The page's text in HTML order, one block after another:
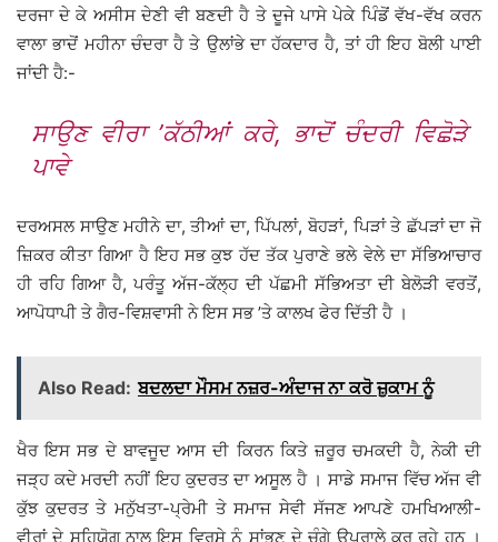
ਦਰਜਾ ਦੇ ਕੇ ਅਸੀਸ ਦੇਣੀ ਵੀ ਬਣਦੀ ਹੈ ਤੇ ਦੂਜੇ ਪਾਸੇ ਪੇਕੇ ਪਿੰਡੋਂ ਵੱਖ-ਵੱਖ ਕਰਨ
ਵਾਲਾ ਭਾਦੋਂ ਮਹੀਨਾ ਚੰਦਰਾ ਹੈ ਤੇ ਉਲਾਂਭੇ ਦਾ ਹੱਕਦਾਰ ਹੈ, ਤਾਂ ਹੀ ਇਹ ਬੋਲੀ ਪਾਈ
ਜਾਂਦੀ ਹੈ:-
ਸਾਉਣ ਵੀਰਾ ’ਕੱਠੀਆਂ ਕਰੇ, ਭਾਦੋਂ ਚੰਦਰੀ ਵਿਛੋੜੇ
ਪਾਵੇ
ਦਰਅਸਲ ਸਾਉਣ ਮਹੀਨੇ ਦਾ, ਤੀਆਂ ਦਾ, ਪਿੱਪਲਾਂ, ਬੋਹੜਾਂ, ਪਿੜਾਂ ਤੇ ਛੱਪੜਾਂ ਦਾ ਜੋ
ਜ਼ਿਕਰ ਕੀਤਾ ਗਿਆ ਹੈ ਇਹ ਸਭ ਕੁਝ ਹੱਦ ਤੱਕ ਪੁਰਾਣੇ ਭਲੇ ਵੇਲੇ ਦਾ ਸੱਭਿਆਚਾਰ
ਹੀ ਰਹਿ ਗਿਆ ਹੈ, ਪਰੰਤੂ ਅੱਜ-ਕੱਲ੍ਹ ਦੀ ਪੱਛਮੀ ਸੱਭਿਅਤਾ ਦੀ ਬੇਲੋੜੀ ਵਰਤੋਂ,
ਆਪੋਧਾਪੀ ਤੇ ਗੈਰ-ਵਿਸ਼ਵਾਸੀ ਨੇ ਇਸ ਸਭ ’ਤੇ ਕਾਲਖ ਫੇਰ ਦਿੱਤੀ ਹੈ ।
Also Read: ਬਦਲਦਾ ਮੌਸਮ ਨਜ਼ਰ-ਅੰਦਾਜ ਨਾ ਕਰੋ ਜ਼ੁਕਾਮ ਨੂੰ
ਖੈਰ ਇਸ ਸਭ ਦੇ ਬਾਵਜੂਦ ਆਸ ਦੀ ਕਿਰਨ ਕਿਤੇ ਜ਼ਰੂਰ ਚਮਕਦੀ ਹੈ, ਨੇਕੀ ਦੀ
ਜੜ੍ਹ ਕਦੇ ਮਰਦੀ ਨਹੀਂ ਇਹ ਕੁਦਰਤ ਦਾ ਅਸੂਲ ਹੈ । ਸਾਡੇ ਸਮਾਜ ਵਿੱਚ ਅੱਜ ਵੀ
ਕੁੱਝ ਕੁਦਰਤ ਤੇ ਮਨੁੱਖਤਾ-ਪ੍ਰੇਮੀ ਤੇ ਸਮਾਜ ਸੇਵੀ ਸੱਜਣ ਆਪਣੇ ਹਮਖਿਆਲੀ-
ਵੀਰਾਂ ਦੇ ਸਹਿਯੋਗ ਨਾਲ ਇਸ ਵਿਰਸੇ ਨੂੰ ਸਾਂਭਣ ਦੇ ਚੰਗੇ ਉਪਰਾਲੇ ਕਰ ਰਹੇ ਹਨ ।